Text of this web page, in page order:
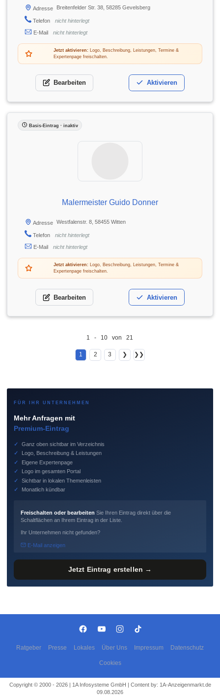
Adresse Breitenfelder Str. 38, 58285 Gevelsberg
Telefon
nicht hinterlegt
E-Mail
nicht hinterlegt
Jetzt aktivieren:Logo, Beschreibung, Leistungen, Termine &
Expertenpage freischalten.
Bearbeiten Aktivieren
Basis-Eintrag · inaktiv
Malermeister Guido Donner
Adresse Westfalenstr. 8, 58455 Witten
Telefon
nicht hinterlegt
E-Mail
nicht hinterlegt
Jetzt aktivieren:Logo, Beschreibung, Leistungen, Termine &
Expertenpage freischalten.
Bearbeiten Aktivieren
1 - 10 von 21
1 2 3 ❯ ❯❯
FÜR IHR UNTERNEHMEN
Mehr Anfragen mit
Premium-Eintrag
✓
Ganz oben sichtbar im Verzeichnis
✓
Logo, Beschreibung & Leistungen
✓
Eigene Expertenpage
✓
Logo im gesamten Portal
✓
Sichtbar in lokalen Themenleisten
✓
Monatlich kündbar
Freischalten oder bearbeiten Sie Ihren Eintrag direkt über die
Schaltflächen an Ihrem Eintrag in der Liste.
Ihr Unternehmen nicht gefunden?
E-Mail anzeigen
Jetzt Eintrag erstellen →
Ratgeber Presse Lokales Über Uns Impressum Datenschutz
Cookies
Copyright © 2000 - 2026 | 1A Infosysteme GmbH | Content by: 1A-Anzeigenmarkt.de
09.08.2026